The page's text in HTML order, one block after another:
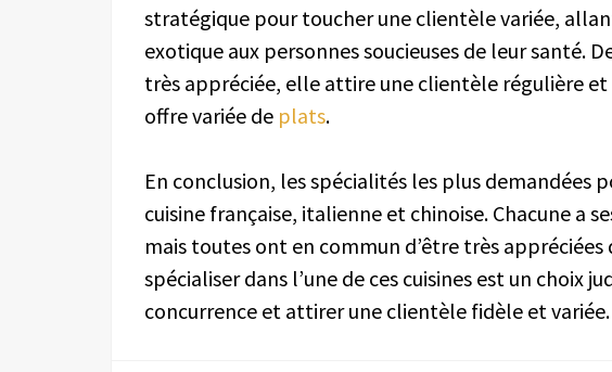
stratégique pour toucher une clientèle variée,
exotique aux personnes soucieuses de leur santé.
très appréciée, elle attire une clientèle régulière
offre variée de plats.
En conclusion, les spécialités les plus demandées
cuisine française, italienne et chinoise. Chacune a
mais toutes ont en commun d’être très appréciées
spécialiser dans l’une de ces cuisines est un choix
concurrence et attirer une clientèle fidèle et variée.